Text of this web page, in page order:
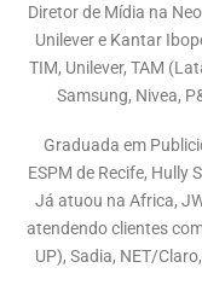
Diretor de Mídia na
Unilever e Kantar
TIM, Unilever, TAM
Samsung, Nivea,
Graduada em
ESPM de Recife, Hully
Já atuou na Africa,
atendendo clientes
UP), Sadia, NET/